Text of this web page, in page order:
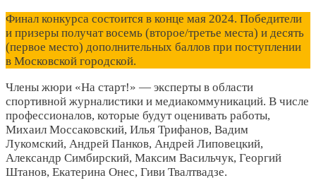
Финал конкурса состоится в конце мая 2024. Победители
и призеры получат восемь (второе/третье места) и десять
(первое место) дополнительных баллов при поступлении
в Московской городской.
Члены жюри «На старт!» — эксперты в области
спортивной журналистики и медиакоммуникаций. В числе
профессионалов, которые будут оценивать работы,
Михаил Моссаковский, Илья Трифанов, Вадим
Лукомский, Андрей Панков, Андрей Липовецкий,
Александр Симбирский, Максим Васильчук, Георгий
Штанов, Екатерина Онес, Гиви Твалтвадзе.